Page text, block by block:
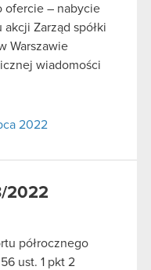
ofercie – nabycie
Zarząd spółki
Warszawie
wiadomości
2022
2022
półrocznego
ust. 1 pkt 2